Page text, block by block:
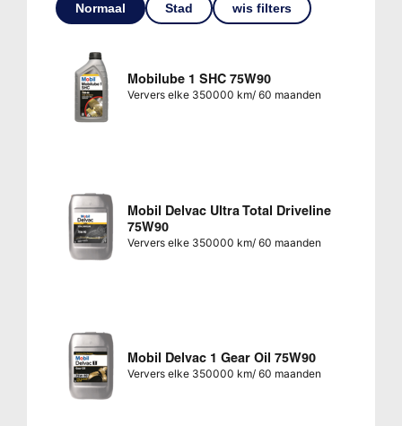
Normaal Stad wis filters
Mobilube 1 SHC 75W90
Ververs elke 350000 km/ 60 maanden
Mobil Delvac Ultra Total Driveline
75W90
Ververs elke 350000 km/ 60 maanden
Mobil Delvac 1 Gear Oil 75W90
Ververs elke 350000 km/ 60 maanden